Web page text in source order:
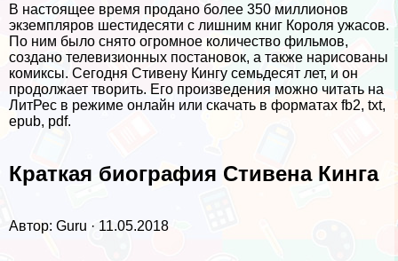
В настоящее время продано более 350 миллионов
экземпляров шестидесяти с лишним книг Короля ужасов.
По ним было снято огромное количество фильмов,
создано телевизионных постановок, а также нарисованы
комиксы. Сегодня Стивену Кингу семьдесят лет, и он
продолжает творить. Его произведения можно читать на
ЛитРес в режиме онлайн или скачать в форматах fb2, txt,
epub, pdf.
Краткая биография Стивена Кинга
Автор: Guru · 11.05.2018